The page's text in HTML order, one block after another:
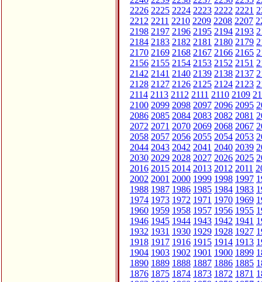
2226 2225 2224 2223 2222 2221
2212 2211 2210 2209 2208 2207
2198 2197 2196 2195 2194 2193
2184 2183 2182 2181 2180 2179
2170 2169 2168 2167 2166 2165
2156 2155 2154 2153 2152 2151
2142 2141 2140 2139 2138 2137
2128 2127 2126 2125 2124 2123
2114 2113 2112 2111 2110 2109
2100 2099 2098 2097 2096 2095
2086 2085 2084 2083 2082 2081
2072 2071 2070 2069 2068 2067
2058 2057 2056 2055 2054 2053
2044 2043 2042 2041 2040 2039
2030 2029 2028 2027 2026 2025
2016 2015 2014 2013 2012 2011
2002 2001 2000 1999 1998 1997
1988 1987 1986 1985 1984 1983
1974 1973 1972 1971 1970 1969
1960 1959 1958 1957 1956 1955
1946 1945 1944 1943 1942 1941
1932 1931 1930 1929 1928 1927
1918 1917 1916 1915 1914 1913
1904 1903 1902 1901 1900 1899
1890 1889 1888 1887 1886 1885
1876 1875 1874 1873 1872 1871